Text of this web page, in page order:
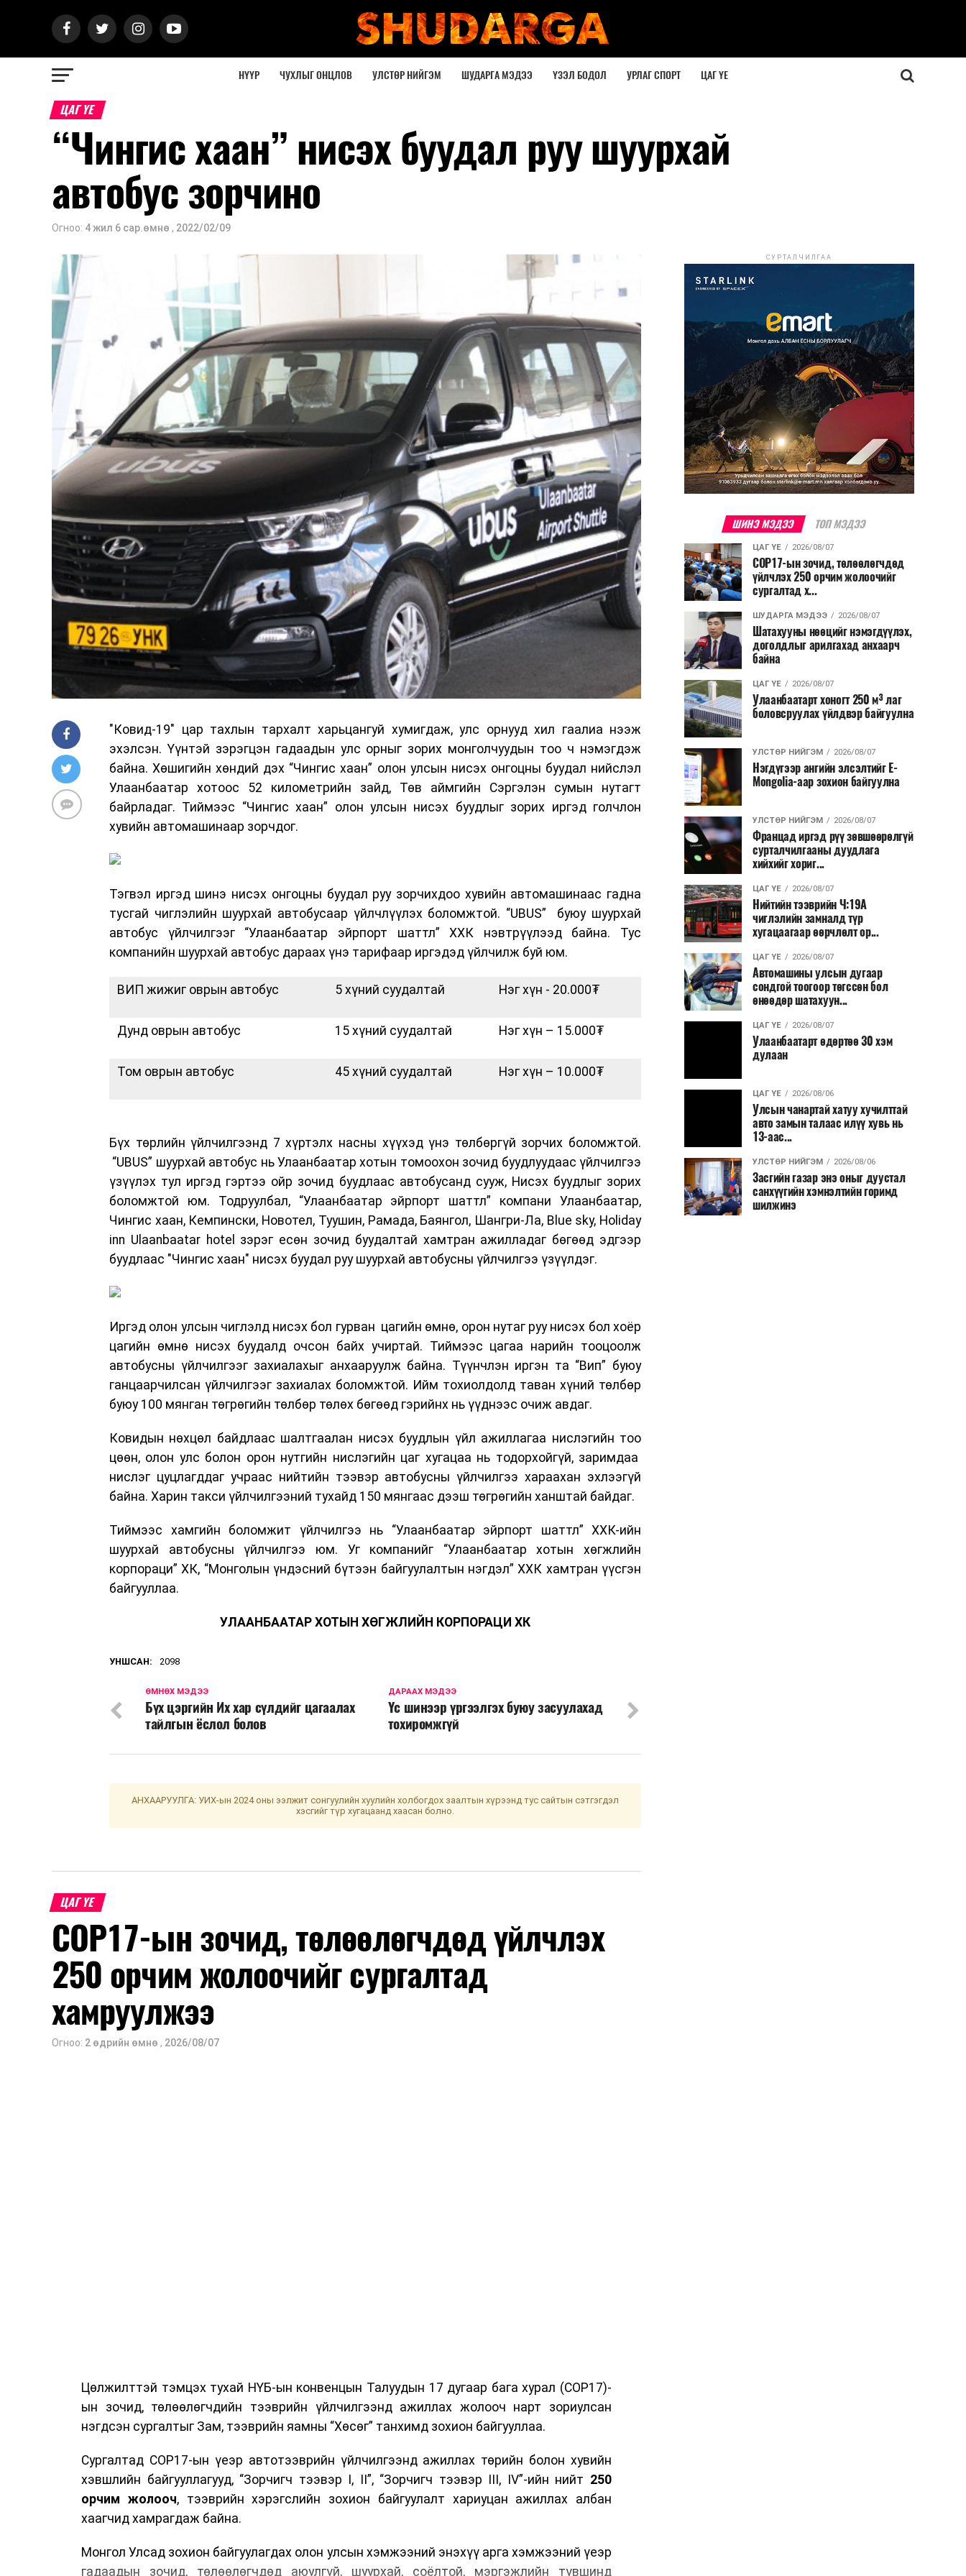
НҮҮР ЧУХЛЫГ ОНЦЛОВ УЛСТӨР НИЙГЭМ ШУДАРГА МЭДЭЭ ҮЗЭЛ БОДОЛ УРЛАГ СПОРТ ЦАГ ҮЕ
ЦАГ ҮЕ
“Чингис хаан” нисэх буудал руу шуурхай
автобус зорчино
Огноо: 4 жил 6 сар.өмнө , 2022/02/09
"Ковид-19" цар тахлын тархалт харьцангуй хумигдаж, улс орнууд хил гаалиа нээж
эхэлсэн. Үүнтэй зэрэгцэн гадаадын улс орныг зорих монголчуудын тоо ч нэмэгдэж
байна. Хөшигийн хөндий дэх “Чингис хаан” олон улсын нисэх онгоцны буудал нийслэл
Улаанбаатар хотоос 52 километрийн зайд, Төв аймгийн Сэргэлэн сумын нутагт
байрладаг. Тиймээс “Чингис хаан” олон улсын нисэх буудлыг зорих иргэд голчлон
хувийн автомашинаар зорчдог.
Тэгвэл иргэд шинэ нисэх онгоцны буудал руу зорчихдоо хувийн автомашинаас гадна
тусгай чиглэлийн шуурхай автобусаар үйлчлүүлэх боломжтой. “UBUS” буюу шуурхай
автобус үйлчилгээг “Улаанбаатар эйрпорт шаттл” ХХК нэвтрүүлээд байна. Тус
компанийн шуурхай автобус дараах үнэ тарифаар иргэдэд үйлчилж буй юм.
ВИП жижиг оврын автобус 5 хүний суудалтай Нэг хүн - 20.000₮
Дунд оврын автобус 15 хүний суудалтай Нэг хүн – 15.000₮
Том оврын автобус 45 хүний суудалтай Нэг хүн – 10.000₮
Бүх төрлийн үйлчилгээнд 7 хүртэлх насны хүүхэд үнэ төлбөргүй зорчих боломжтой.
“UBUS” шуурхай автобус нь Улаанбаатар хотын томоохон зочид буудлуудаас үйлчилгээ
үзүүлэх тул иргэд гэртээ ойр зочид буудлаас автобусанд сууж, Нисэх буудлыг зорих
боломжтой юм. Тодруулбал, “Улаанбаатар эйрпорт шаттл” компани Улаанбаатар,
Чингис хаан, Кемпински, Новотел, Туушин, Рамада, Баянгол, Шангри-Ла, Blue sky, Holiday
inn Ulaanbaatar hotel зэрэг есөн зочид буудалтай хамтран ажилладаг бөгөөд эдгээр
буудлаас "Чингис хаан" нисэх буудал руу шуурхай автобусны үйлчилгээ үзүүлдэг.
Иргэд олон улсын чиглэлд нисэх бол гурван цагийн өмнө, орон нутаг руу нисэх бол хоёр
цагийн өмнө нисэх буудалд очсон байх учиртай. Тиймээс цагаа нарийн тооцоолж
автобусны үйлчилгээг захиалахыг анхааруулж байна. Түүнчлэн иргэн та “Вип” буюу
ганцаарчилсан үйлчилгээг захиалах боломжтой. Ийм тохиолдолд таван хүний төлбөр
буюу 100 мянган төгрөгийн төлбөр төлөх бөгөөд гэрийнх нь үүднээс очиж авдаг.
Ковидын нөхцөл байдлаас шалтгаалан нисэх буудлын үйл ажиллагаа нислэгийн тоо
цөөн, олон улс болон орон нутгийн нислэгийн цаг хугацаа нь тодорхойгүй, заримдаа
нислэг цуцлагддаг учраас нийтийн тээвэр автобусны үйлчилгээ хараахан эхлээгүй
байна. Харин такси үйлчилгээний тухайд 150 мянгаас дээш төгрөгийн ханштай байдаг.
Тиймээс хамгийн боломжит үйлчилгээ нь “Улаанбаатар эйрпорт шаттл” ХХК-ийн
шуурхай автобусны үйлчилгээ юм. Уг компанийг “Улаанбаатар хотын хөгжлийн
корпораци” ХК, “Монголын үндэсний бүтээн байгуулалтын нэгдэл” ХХК хамтран үүсгэн
байгууллаа.
УЛААНБААТАР ХОТЫН ХӨГЖЛИЙН КОРПОРАЦИ ХК
УНШСАН: 2098
ДАРААХ МЭДЭЭ
Үс шинээр үргээлгэх буюу засуулахад
тохиромжгүй
ӨМНӨХ МЭДЭЭ
Бүх цэргийн Их хар сүлдийг цагаалах
тайлгын ёслол болов
АНХААРУУЛГА: УИХ-ын 2024 оны ээлжит сонгуулийн хуулийн холбогдох заалтын хүрээнд тус сайтын сэтгэгдэл
хэсгийг түр хугацаанд хаасан болно.
ЦАГ ҮЕ
COP17-ын зочид, төлөөлөгчдөд үйлчлэх
250 орчим жолоочийг сургалтад
хамруулжээ
Огноо: 2 өдрийн өмнө , 2026/08/07
Цөлжилттэй тэмцэх тухай НҮБ-ын конвенцын Талуудын 17 дугаар бага хурал (COP17)-
ын зочид, төлөөлөгчдийн тээврийн үйлчилгээнд ажиллах жолооч нарт зориулсан
нэгдсэн сургалтыг Зам, тээврийн яамны “Хөсөг” танхимд зохион байгууллаа.
Сургалтад COP17-ын үеэр автотээврийн үйлчилгээнд ажиллах төрийн болон хувийн
хэвшлийн байгууллагууд, “Зорчигч тээвэр I, II”, “Зорчигч тээвэр III, IV”-ийн нийт 250
орчим жолооч, тээврийн хэрэгслийн зохион байгуулалт хариуцан ажиллах албан
хаагчид хамрагдаж байна.
Монгол Улсад зохион байгуулагдах олон улсын хэмжээний энэхүү арга хэмжээний үеэр
гадаадын зочид, төлөөлөгчдөд аюулгүй, шуурхай, соёлтой, мэргэжлийн түвшинд
СУРТАЛЧИЛГАА
ШИНЭ МЭДЭЭ ТОП МЭДЭЭ
ЦАГ ҮЕ 2026/08/07
COP17-ын зочид, төлөөлөгчдөд
үйлчлэх 250 орчим жолоочийг
сургалтад х...
ШУДАРГА МЭДЭЭ 2026/08/07
Шатахууны нөөцийг нэмэгдүүлэх,
доголдлыг арилгахад анхаарч
байна
ЦАГ ҮЕ 2026/08/07
Улаанбаатарт хоногт 250 м³ лаг
боловсруулах үйлдвэр байгуулна
УЛСТӨР НИЙГЭМ 2026/08/07
Нэгдүгээр ангийн элсэлтийг E-
Mongolia-аар зохион байгуулна
УЛСТӨР НИЙГЭМ 2026/08/07
Францад иргэд рүү зөвшөөрөлгүй
сурталчилгааны дуудлага
хийхийг хориг...
ЦАГ ҮЕ 2026/08/07
Нийтийн тээврийн Ч:19А
чиглэлийн замналд түр
хугацаагаар өөрчлөлт ор...
ЦАГ ҮЕ 2026/08/07
Автомашины улсын дугаар
сондгой тоогоор төгссөн бол
өнөөдөр шатахуун...
ЦАГ ҮЕ 2026/08/07
Улаанбаатарт өдөртөө 30 хэм
дулаан
ЦАГ ҮЕ 2026/08/06
Улсын чанартай хатуу хучилттай
авто замын талаас илүү хувь нь
13-аас...
УЛСТӨР НИЙГЭМ 2026/08/06
Засгийн газар энэ оныг дуустал
санхүүгийн хэмнэлтийн горимд
шилжинэ